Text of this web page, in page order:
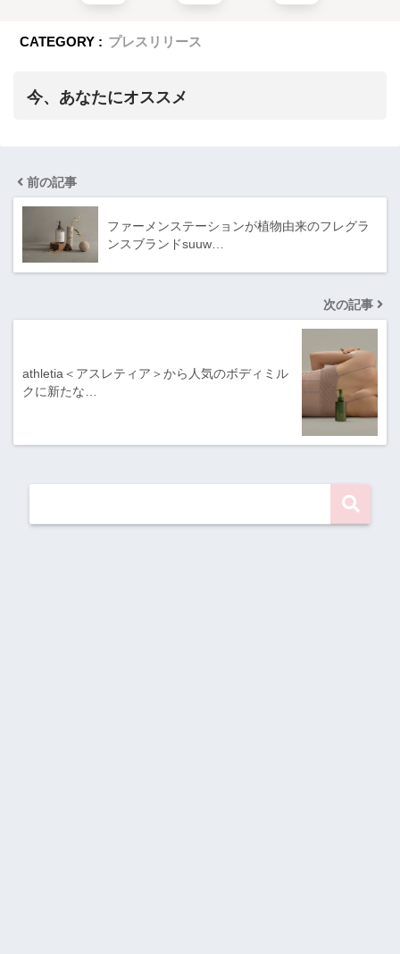
CATEGORY : プレスリリース
今、あなたにオススメ
前の記事
ファーメンステーションが植物由来のフレグラ
ンスブランドsuuw…
次の記事
athletia＜アスレティア＞から人気のボディミル
クに新たな…